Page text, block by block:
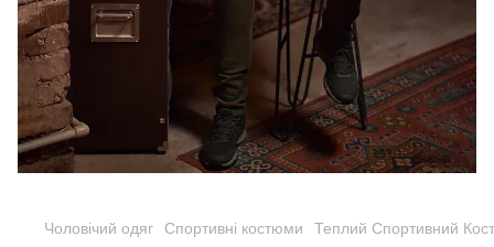
Чоловічий одяг Спортивні костюми Теплий Спортивний